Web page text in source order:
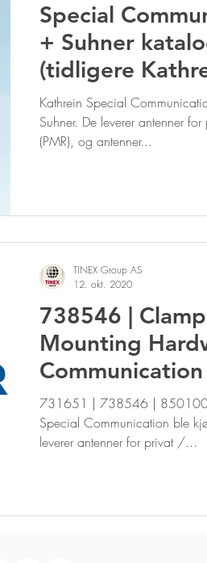
Kathrein Solutions
Aldena
Special
+ Suhner
(tidligere
Kathrein Special
Suhner. De leverer antenner
(PMR), og antenner...
738546 |
Mounting
731651 | 738546 |
Special Communication ble
leverer antenner for privat /...
TINEX Group AS
12. okt. 2020